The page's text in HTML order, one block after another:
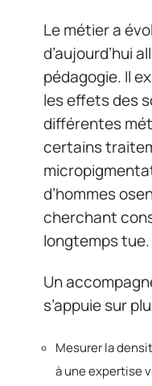
Le métier a
d’aujourd’hui
pédagogie. Il
les effets des
différentes
certains
d’hommes
cherchant
longtemps tue.
Un
s’appuie sur
Mesurer la
à une expertise